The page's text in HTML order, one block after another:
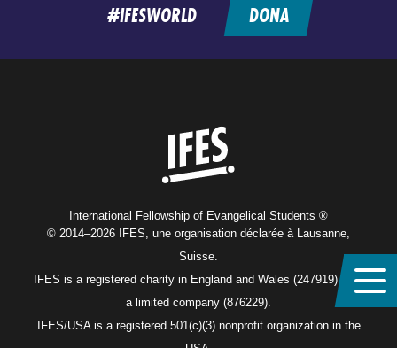
#IFESWORLD DONA
International Fellowship of Evangelical Students ®
© 2014–2026 IFES, une organisation déclarée à Lausanne,
Suisse.
IFES is a registered charity in England and Wales (247919), and
a limited company (876229).
IFES/USA is a registered 501(c)(3) nonprofit organization in the